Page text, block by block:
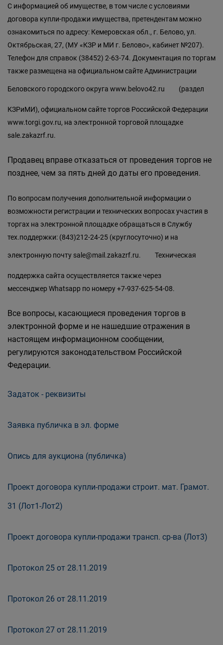
С информацией об имуществе, в том числе с условиями
договора купли-продажи имущества, претендентам можно
ознакомиться по адресу: Кемеровская обл., г. Белово, ул.
Октябрьская, 27, (МУ «КЗР и МИ г. Белово», кабинет №207).
Телефон для справок (38452) 2-63-74. Документация по торгам
также размещена на официальном сайте Администрации
Беловского городского округа www.belovo42.ru (раздел
КЗРиМИ), официальном сайте торгов Российской Федерации
www.torgi.gov.ru, на электронной торговой площадке
sale.zakazrf.ru.
Продавец вправе отказаться от проведения торгов не
позднее, чем за пять дней до даты его проведения.
По вопросам получения дополнительной информации о
возможности регистрации и технических вопросах участия в
торгах на электронной площадке обращаться в Службу
тех.поддержки: (843)212-24-25 (круглосуточно) и на
электронную почту sale@mail.zakazrf.ru. Техническая
поддержка сайта осуществляется также через
мессенджер Whatsapp по номеру +7-937-625-54-08.
Все вопросы, касающиеся проведения торгов в
электронной форме и не нашедшие отражения в
настоящем информационном сообщении,
регулируются законодательством Российской
Федерации.
Задаток - реквизиты
Заявка публичка в эл. форме
Опись для аукциона (публичка)
Проект договора купли-продажи строит. мат. Грамот.
31 (Лот1-Лот2)
Проект договора купли-продажи трансп. ср-ва (Лот3)
Протокол 25 от 28.11.2019
Протокол 26 от 28.11.2019
Протокол 27 от 28.11.2019